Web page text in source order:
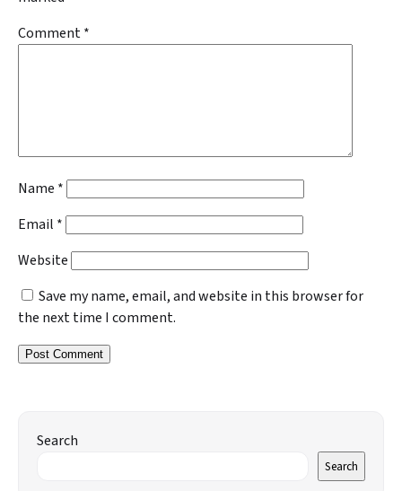
Comment*
Name *
Email *
Website
Save my name, email, and website in this browser for
the next time I comment.
Search
Search